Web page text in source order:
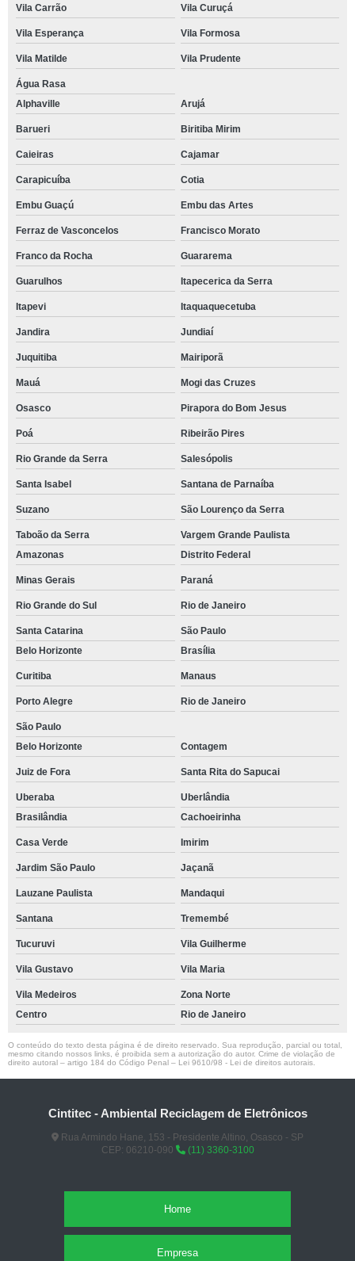
Vila Carrão Vila Curuçá
Vila Esperança Vila Formosa
Vila Matilde Vila Prudente
Água Rasa
Alphaville
Arujá
Barueri Biritiba Mirim
Caieiras Cajamar
Carapicuíba Cotia
Embu Guaçú Embu das Artes
Ferraz de Vasconcelos Francisco Morato
Franco da Rocha Guararema
Guarulhos Itapecerica da Serra
Itapevi Itaquaquecetuba
Jandira Jundiaí
Juquitiba Mairiporã
Mauá Mogi das Cruzes
Osasco Pirapora do Bom Jesus
Poá Ribeirão Pires
Rio Grande da Serra Salesópolis
Santa Isabel Santana de Parnaíba
Suzano São Lourenço da Serra
Taboão da Serra
Vargem Grande Paulista
Amazonas
Distrito Federal
Minas Gerais Paraná
Rio Grande do Sul Rio de Janeiro
Santa Catarina
São Paulo
Belo Horizonte
Brasília
Curitiba Manaus
Porto Alegre Rio de Janeiro
São Paulo
Belo Horizonte
Contagem
Juiz de Fora Santa Rita do Sapucai
Uberaba
Uberlândia
Brasilândia
Cachoeirinha
Casa Verde Imirim
Jardim São Paulo Jaçanã
Lauzane Paulista Mandaqui
Santana Tremembé
Tucuruvi Vila Guilherme
Vila Gustavo Vila Maria
Vila Medeiros
Zona Norte
Centro
Rio de Janeiro
O conteúdo do texto desta página é de direito reservado. Sua reprodução, parcial ou total,
mesmo citando nossos links, é proibida sem a autorização do autor. Crime de violação de
direito autoral – artigo 184 do Código Penal – Lei 9610/98 - Lei de direitos autorais
Cintitec - Ambiental Reciclagem de Eletrônicos
Rua Armindo Hane, 153 - Presidente Altino, Osasco - SP
CEP: 06210-090
(11) 3360-3100
Home
Empresa